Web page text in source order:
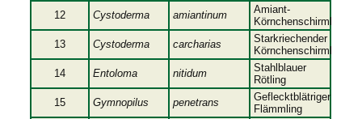
12
Cystoderma amiantinum
Amiant-
Körnchenschirmling
13
Cystoderma carcharias
Starkriechender
Körnchenschirmling
14
Entoloma nitidum
Stahlblauer
Rötling
15
Gymnopilus penetrans
Geflecktblätriger
Flämmling